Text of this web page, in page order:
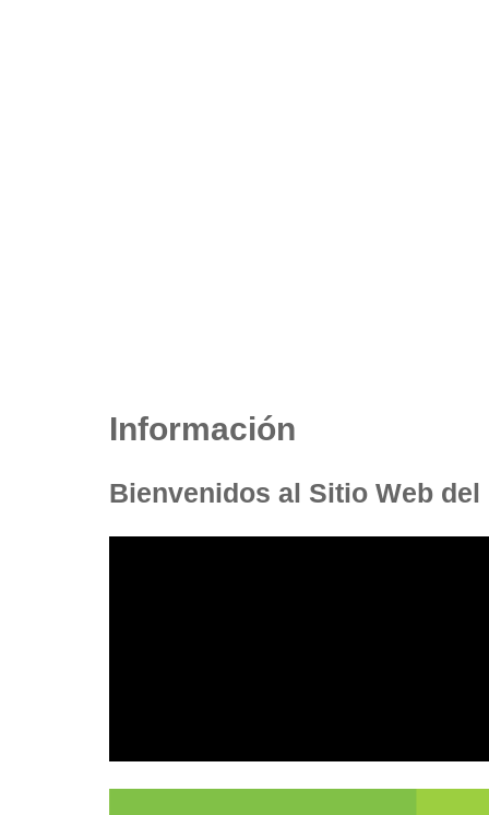
Información
Bienvenidos al Sitio Web del